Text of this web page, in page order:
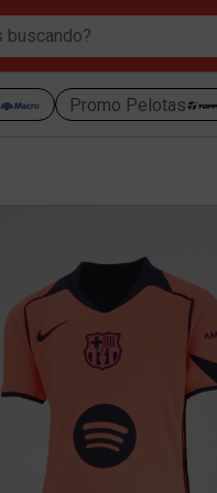
Promo Pelotas